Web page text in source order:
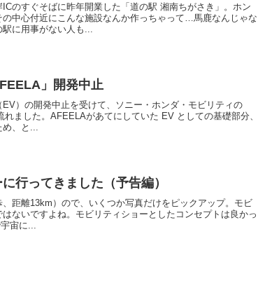
のすぐそばに昨年開業した「道の駅 湘南ちがさき」。ホン
の中心付近にこんな施設なんか作っちゃって…馬鹿なんじゃな
に用事がない人も...
」開発中止
）の開発中止を受けて、ソニー・ホンダ・モビリティの
ました。AFEELAがあてにしていた EV としての基礎部分、
め、と...
行ってきました（予告編）
距離13km）ので、いくつか写真だけをピックアップ。モビ
ないですよね。モビリティショーとしたコンセプトは良かっ
宙に...